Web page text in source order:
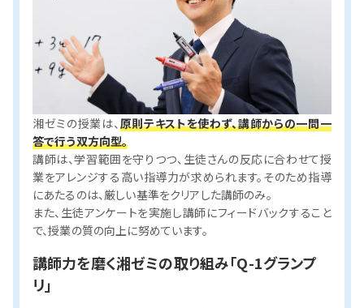
湘ゼミの授業は、 原則テキストを使わず、講師からの一問一
答で行う双方向型。
講師は、学習範囲を守りつつ、生徒さんの反応に合わせて授
業をアレンジする高い指導力が求められます。そのため指導
にあたるのは、厳しい基準をクリアした講師のみ。
また、生徒アンケートを実施し講師にフィードバックすること
で、授業の質の向上に努めています。
講師力を磨く湘ゼミの取り組み「Q-1グランプ
リ」